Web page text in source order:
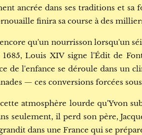
ancrée dans ses traditions et sa
finira sa course à des
qu'un nourrisson lorsqu'un
1685, Louis XIV signe l'Édit de
de l'enfance se déroule dans un
— ces conversions forcées
cette atmosphère lourde qu'Yvon
seulement, il perd son père,
dans une France qui se